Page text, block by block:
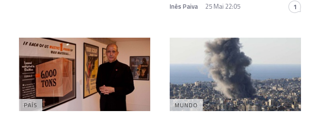
Inês Paiva 25 Mai 22:05 1
PAÍS MUNDO